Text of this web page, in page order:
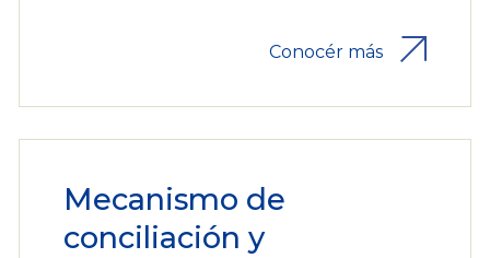
Conocér más
Mecanismo de
conciliación y